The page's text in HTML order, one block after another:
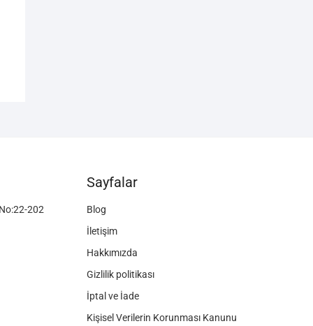
202
Sayfalar
Blog
İletişim
Hakkımızda
Gizlilik politikası
İptal ve İade
Kişisel Verilerin Korunması Kanunu